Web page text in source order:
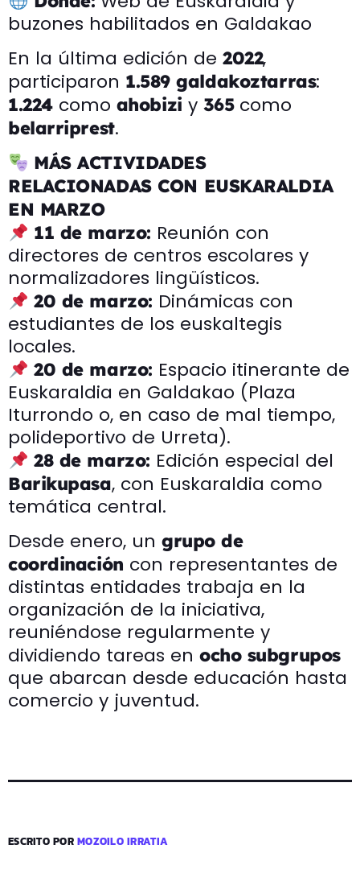
buzones habilitados en Galdakao
En la última edición de 2022,
participaron 1.589 galdakoztarras:
1.224como ahobizi y 365como
belarriprest.
MÁS ACTIVIDADES
RELACIONADAS CON EUSKARALDIA
EN MARZO
11 de marzo: Reunión con
directores de centros escolares y
normalizadores lingüísticos.
20 de marzo: Dinámicas con
estudiantes de los euskaltegis
locales.
20 de marzo: Espacio itinerante de
Euskaraldia en Galdakao (Plaza
Iturrondo o, en caso de mal tiempo,
polideportivo de Urreta).
28 de marzo: Edición especial del
Barikupasa, con Euskaraldia como
temática central.
Desde enero, un grupo de
coordinación con representantes de
distintas entidades trabaja en la
organización de la iniciativa,
reuniéndose regularmente y
dividiendo tareas en ocho subgrupos
que abarcan desde educación hasta
comercio y juventud.
ESCRITO PORMOZOILO IRRATIA